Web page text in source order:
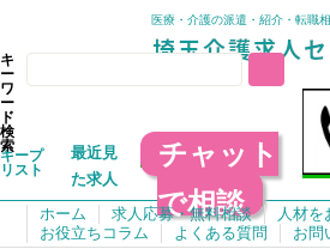
医療・介護の派遣・紹介・転職
キ
ー
ワ
ー
ド
検
索
キープ
リスト
最近見
た求人
チャット
で相談
ホーム 求人応募・無料相談
人材を
お役立ちコラム
よくある質問 お問